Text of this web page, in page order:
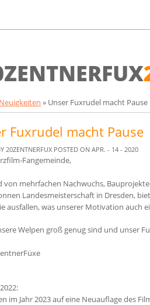
Neuigkeiten » Unser Fuxrudel macht Pause
Fuxrudel macht Pause
20ZENTNERFUX POSTED ON APR. - 14 - 2020
Fangemeinde,
von mehrfachen Nachwuchs,
Landesmeisterschaft in Dresden,
ausfallen, was unserer Motivation auch
Welpen groß genug sind und unser
im Jahr 2023 auf eine Neuauflage des